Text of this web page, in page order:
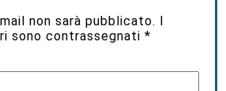
non sarà pubblicato. I
sono contrassegnati*